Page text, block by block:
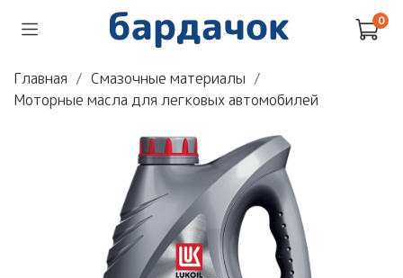
0
Главная
Смазочные материалы
Моторные масла для легковых автомобилей